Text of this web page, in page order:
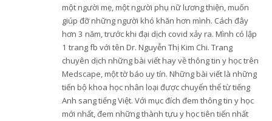
một người mẹ, một người phụ nữ lương thiện, muốn
giúp đỡ những người khó khăn hơn mình. Cách đây
hơn 3 năm, trước khi đại dịch covid xảy ra. Mình có lập
1 trang fb với tên Dr. Nguyễn Thị Kim Chi. Trang
chuyên dịch những bài viết hay về thông tin y học trên
Medscape, một tờ báo uy tín. Những bài viết là những
tiến bộ khoa học nhân loại được chuyển thể từ tiếng
Anh sang tiếng Việt. Với mục đích đem thông tin y học
mới nhất, đem những thành tựu y học tiên tiến nhất